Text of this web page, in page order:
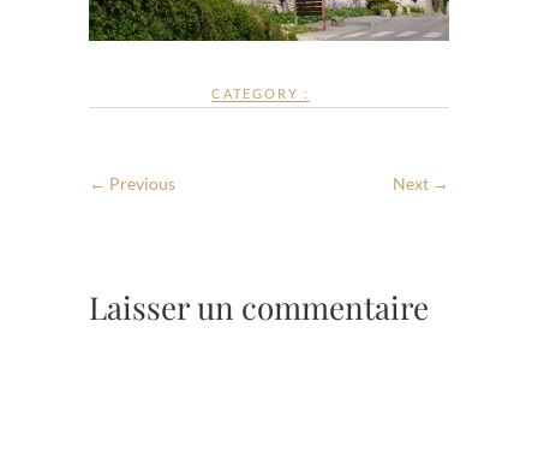
CATEGORY :
← Previous Next →
Laisser un commentaire